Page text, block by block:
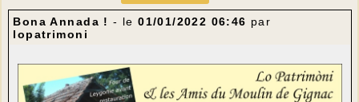
Bona Annada ! - le01/01/2022 06:46 par
lopatrimoni